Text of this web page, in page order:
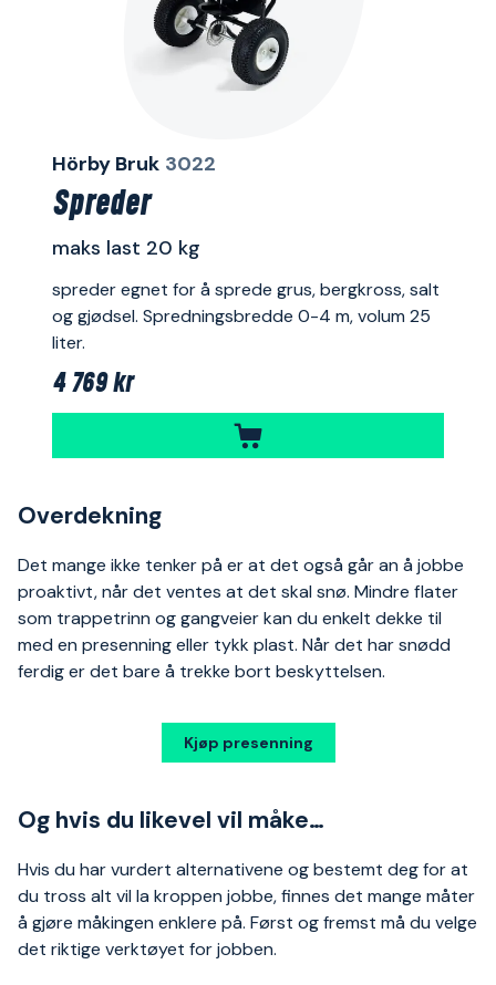
Hörby Bruk 3022
Spreder
maks last 20 kg
spreder egnet for å sprede grus, bergkross, salt
og gjødsel. Spredningsbredde 0-4 m, volum 25
liter.
4 769 kr
Overdekning
Det mange ikke tenker på er at det også går an å jobbe
proaktivt, når det ventes at det skal snø. Mindre flater
som trappetrinn og gangveier kan du enkelt dekke til
med en presenning eller tykk plast. Når det har snødd
ferdig er det bare å trekke bort beskyttelsen.
Kjøp presenning
Og hvis du likevel vil måke…
Hvis du har vurdert alternativene og bestemt deg for at
du tross alt vil la kroppen jobbe, finnes det mange måter
å gjøre måkingen enklere på. Først og fremst må du velge
det riktige verktøyet for jobben.